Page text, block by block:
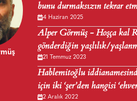
bunu durmaksızın tekrar
4 Haziran 2025
Alper Görmüş - Hoşça kal
gönderdiğin yaşlılık/
21 Temmuz 2023
Hablemitoğlu
için iki ‘şer’den hangisi
2 Aralık 2022